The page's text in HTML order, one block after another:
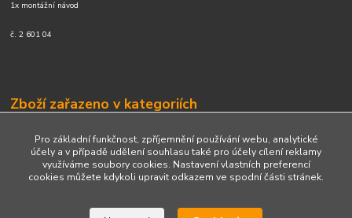
1x montážní návod
č.2 601 04
Zboží zařazeno v kategoriích
Pro základní funkčnost, zpříjemnění používání webu, analytické
účely a v případě udělení souhlasu také pro účely cílení reklamy
využíváme soubory cookies. Nastavení vlastních preferencí
cookies můžete kdykoli upravit odkazem ve spodní části stránek.